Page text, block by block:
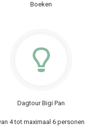
Boeken
Dagtour Bigi Pan
4 tot maximaal 6 personen